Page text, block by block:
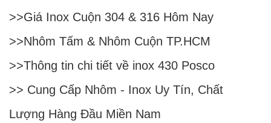
>>Giá Inox Cuộn 304 & 316 Hôm Nay
>>Nhôm Tấm & Nhôm Cuộn TP.HCM
>>Thông tin chi tiết về inox 430 Posco
>> Cung Cấp Nhôm - Inox Uy Tín, Chất
Lượng Hàng Đầu Miền Nam